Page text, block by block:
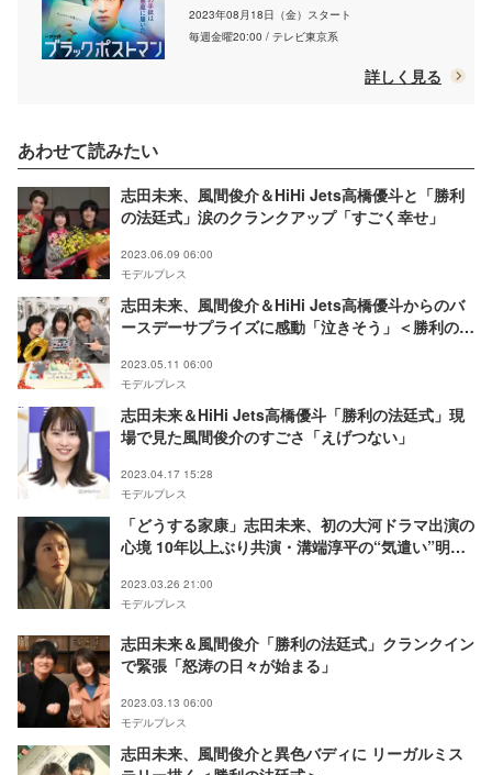
2023年08月18日（金）スタート
毎週金曜20:00 / テレビ東京系
詳しく見る
あわせて読みたい
志田未来、風間俊介＆HiHi Jets高橋優斗と「勝利
の法廷式」涙のクランクアップ「すごく幸せ」
2023.06.09 06:00
モデルプレス
志田未来、風間俊介＆HiHi Jets高橋優斗からのバ
ースデーサプライズに感動「泣きそう」＜勝利の法
2023.05.11 06:00
モデルプレス
志田未来＆HiHi Jets高橋優斗「勝利の法廷式」現
場で見た風間俊介のすごさ「えげつない」
2023.04.17 15:28
モデルプレス
「どうする家康」志田未来、初の大河ドラマ出演の
心境 10年以上ぶり共演・溝端淳平の“気遣い”明か
2023.03.26 21:00
モデルプレス
志田未来＆風間俊介「勝利の法廷式」クランクイン
で緊張「怒涛の日々が始まる」
2023.03.13 06:00
モデルプレス
志田未来、風間俊介と異色バディに リーガルミス